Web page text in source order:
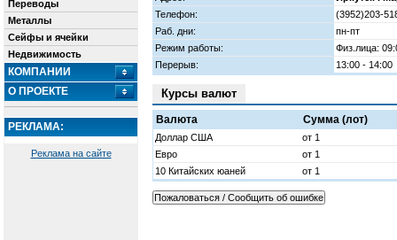
Переводы
Металлы
Сейфы и ячейки
Недвижимость
КОМПАНИИ
О ПРОЕКТЕ
РЕКЛАМА:
Реклама на сайте
Телефон:
(3952)203-
Раб. дни:
пн-пт
Режим работы:
Физ.лица:
Перерыв:
13:00 - 14:00
Курсы валют
Валюта Сумма (лот)
Доллар США
от 1
Евро
от 1
10 Китайских юаней
от 1